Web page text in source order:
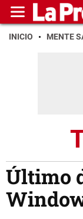
INICIO MENTE
Último